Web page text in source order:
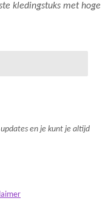
kledingstuks met hoge
en je kunt je altijd